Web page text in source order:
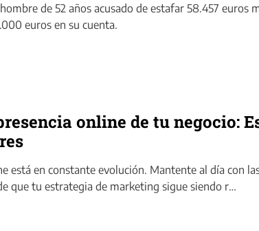
de 52 años acusado de estafar 58.457 euros
euros en su cuenta.
online de tu negocio:
está en constante evolución. Mantente al día con
que tu estrategia de marketing sigue siendo r…